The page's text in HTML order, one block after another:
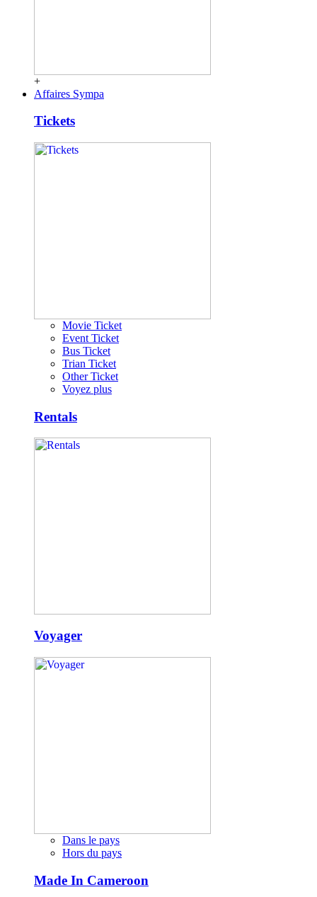
+
Affaires Sympa
Tickets
Movie Ticket
Event Ticket
Bus Ticket
Trian Ticket
Other Ticket
Voyez plus
Rentals
Voyager
Dans le pays
Hors du pays
Made In Cameroon